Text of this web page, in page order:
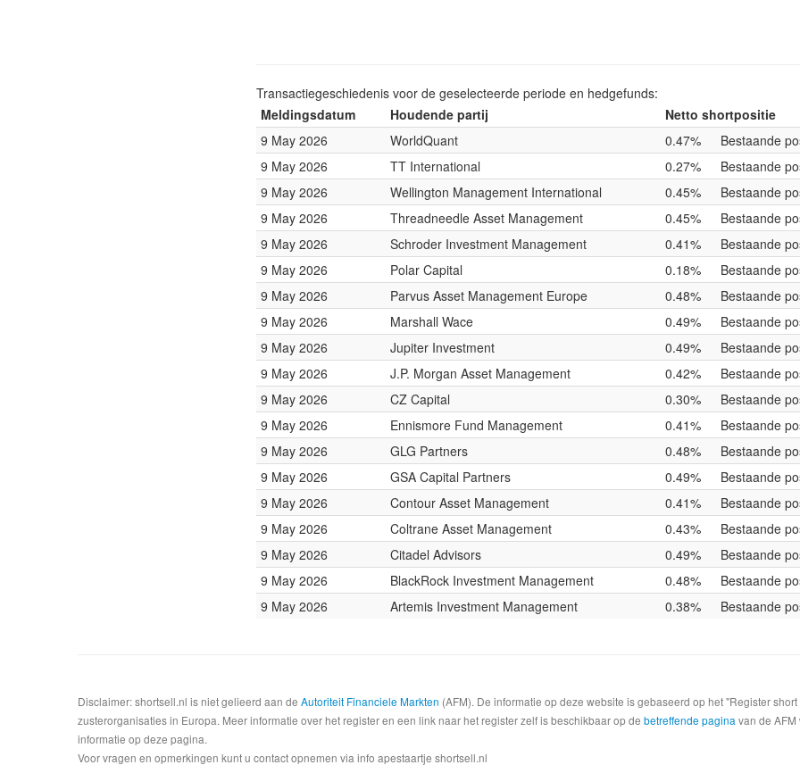
Transactiegeschiedenis voor de geselecteerde periode en hedgefunds:
Meldingsdatum
Houdende partij
Netto shortpositie
9 May 2026
WorldQuant 0.47%
Bestaande
9 May 2026
TT International 0.27%
Bestaande
9 May 2026
Wellington Management International 0.45%
Bestaande
9 May 2026
Threadneedle Asset Management 0.45%
Bestaande
9 May 2026
Schroder Investment Management 0.41%
Bestaande
9 May 2026
Polar Capital 0.18%
Bestaande
9 May 2026
Parvus Asset Management Europe 0.48%
Bestaande
9 May 2026
Marshall Wace 0.49%
Bestaande
9 May 2026
Jupiter Investment 0.49%
Bestaande
9 May 2026
J.P. Morgan Asset Management 0.42%
Bestaande
9 May 2026
CZ Capital 0.30%
Bestaande
9 May 2026
Ennismore Fund Management 0.41%
Bestaande
9 May 2026
GLG Partners 0.48%
Bestaande
9 May 2026
GSA Capital Partners 0.49%
Bestaande
9 May 2026
Contour Asset Management 0.41%
Bestaande
9 May 2026
Coltrane Asset Management 0.43%
Bestaande
9 May 2026
Citadel Advisors 0.49%
Bestaande
9 May 2026
BlackRock Investment Management 0.48%
Bestaande
9 May 2026
Artemis Investment Management 0.38% Bestaande
Disclaimer: shortsell.nl is niet gelieerd aan de Autoriteit Financiele Markten (AFM). De informatie op deze website is gebaseerd op het "Register
zusterorganisaties in Europa. Meer informatie over het register en een link naar het register zelf is beschikbaar op de betreffende pagina van de
informatie op deze pagina.
Voor vragen en opmerkingen kunt u contact opnemen via info apestaartje shortsell.nl